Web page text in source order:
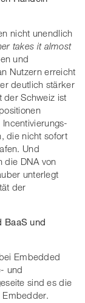
nicht unendlich
takes it almost
und
Nutzern erreicht
deutlich stärker
der Schweiz ist
die nicht sofort
Und
die DNA von
unterlegt
der
BaaS und
Embedded
und
sind es die
Embedder.